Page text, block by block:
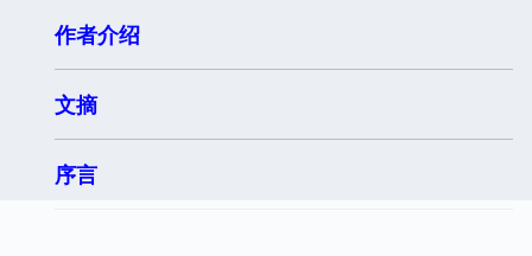
作者介绍
文摘
序言